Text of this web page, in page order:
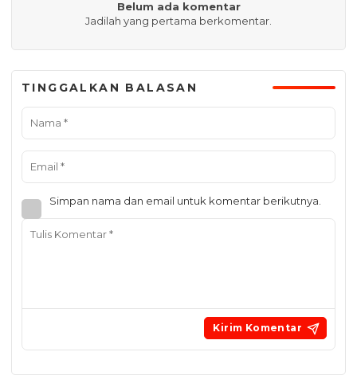
Belum ada komentar
Jadilah yang pertama berkomentar.
TINGGALKAN BALASAN
Simpan nama dan email untuk komentar berikutnya.